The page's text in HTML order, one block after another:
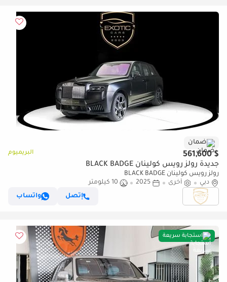
ضمان
$ 561,600 البريميوم
جديدة رولز رويس كولينان BLACK BADGE
رولز رويس كولينان BLACK BADGE
دبي
أخرى 2025
10 كيلومتر
إتصل
واتساب
استجابة سريعة